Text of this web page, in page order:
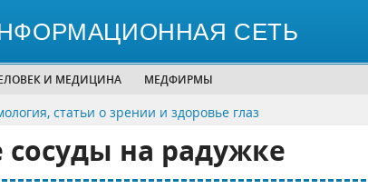
СЕТЬ
И МЕДИЦИНА МЕДФИРМЫ
статьи о зрении и здоровье глаз
на радужке